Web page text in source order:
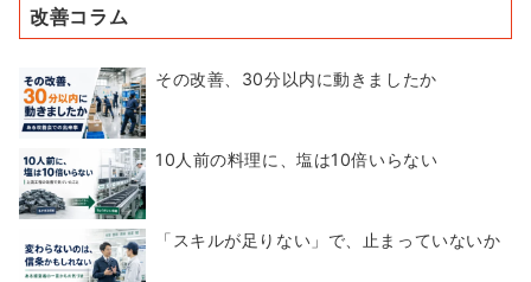
改善コラム
その改善、30分以内に動きましたか
10人前の料理に、塩は10倍いらない
「スキルが足りない」で、止まっていないか